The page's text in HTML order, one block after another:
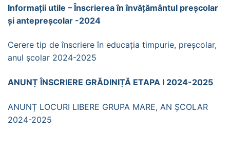
Informații utile – Înscrierea în învățământul preșcolar
și antepreșcolar -2024
Cerere tip de înscriere în educația timpurie, preșcolar,
anul școlar 2024-2025
ANUNȚ ÎNSCRIERE GRĂDINIȚĂ ETAPA I 2024-2025
ANUNȚ LOCURI LIBERE GRUPA MARE, AN ȘCOLAR
2024-2025